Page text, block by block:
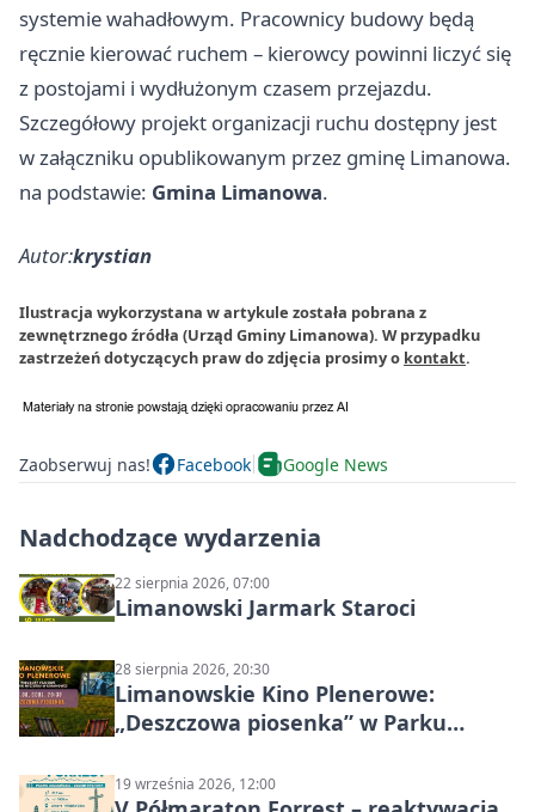
systemie wahadłowym. Pracownicy budowy będą
ręcznie kierować ruchem – kierowcy powinni liczyć się
z postojami i wydłużonym czasem przejazdu.
Szczegółowy projekt organizacji ruchu dostępny jest
w załączniku opublikowanym przez gminę Limanowa.
na podstawie: Gmina Limanowa.
Autor:krystian
Ilustracja wykorzystana w artykule została pobrana z
zewnętrznego źródła (Urząd Gminy Limanowa). W przypadku
zastrzeżeń dotyczących praw do zdjęcia prosimy o kontakt.
Zaobserwuj nas! Facebook Google News
Nadchodzące wydarzenia
22 sierpnia 2026, 07:00
Limanowski Jarmark Staroci
28 sierpnia 2026, 20:30
Limanowskie Kino Plenerowe:
„Deszczowa piosenka” w Parku
19 września 2026, 12:00